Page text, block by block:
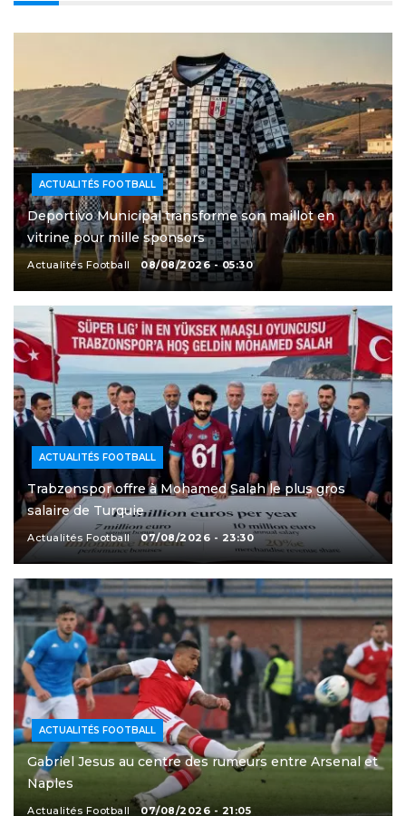
ACTUALITÉS FOOTBALL
Deportivo Municipal transforme son maillot en
vitrine pour mille sponsors
Actualités Football 08/08/2026 - 05:30
ACTUALITÉS FOOTBALL
Trabzonspor offre à Mohamed Salah le plus gros
salaire de Turquie
Actualités Football 07/08/2026 - 23:30
ACTUALITÉS FOOTBALL
Gabriel Jesus au centre des rumeurs entre Arsenal et
Naples
Actualités Football 07/08/2026 - 21:05